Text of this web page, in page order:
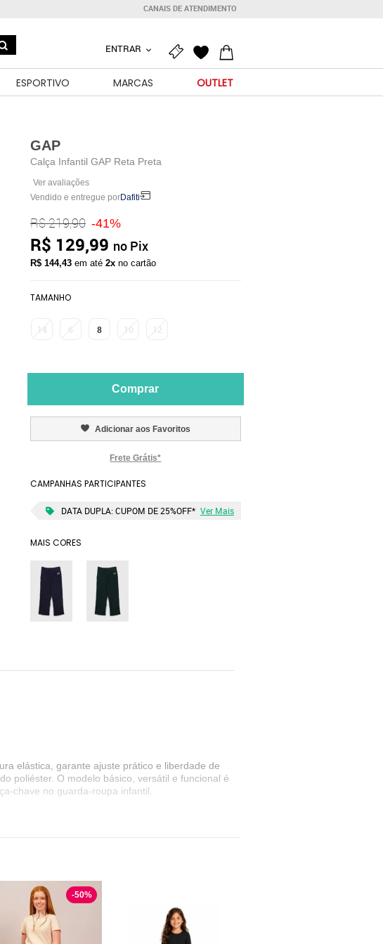
CANAIS DE ATENDIMENTO
ENTRAR
ESPORTIVO MARCAS OUTLET
GAP
Calça Infantil GAP Reta Preta
Ver avaliações
Vendido e entregue porDafiti
R$ 219,90 -41%
R$ 129,99 no Pix
R$ 144,43 em até 2x no cartão
TAMANHO
6 8
Comprar
Adicionar aos Favoritos
Frete Grátis*
CAMPANHAS PARTICIPANTES
DATA DUPLA: CUPOM DE 25%OFF* Ver Mais
MAIS CORES
elástica, garante ajuste prático e liberdade de
poliéster. O modelo básico, versátil e funcional é
chave no guarda-roupa infantil.
-50%